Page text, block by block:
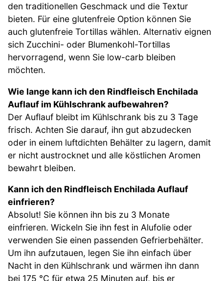
den traditionellen Geschmack und die Textur
bieten. Für eine glutenfreie Option können Sie
auch glutenfreie Tortillas wählen. Alternativ eignen
sich Zucchini- oder Blumenkohl-Tortillas
hervorragend, wenn Sie low-carb bleiben
möchten.
Wie lange kann ich den Rindfleisch Enchilada
Auflauf im Kühlschrank aufbewahren?
Der Auflauf bleibt im Kühlschrank bis zu 3 Tage
frisch. Achten Sie darauf, ihn gut abzudecken
oder in einem luftdichten Behälter zu lagern, damit
er nicht austrocknet und alle köstlichen Aromen
bewahrt bleiben.
Kann ich den Rindfleisch Enchilada Auflauf
einfrieren?
Absolut! Sie können ihn bis zu 3 Monate
einfrieren. Wickeln Sie ihn fest in Alufolie oder
verwenden Sie einen passenden Gefrierbehälter.
Um ihn aufzutauen, legen Sie ihn einfach über
Nacht in den Kühlschrank und wärmen ihn dann
bei 175 °C für etwa 25 Minuten auf, bis er